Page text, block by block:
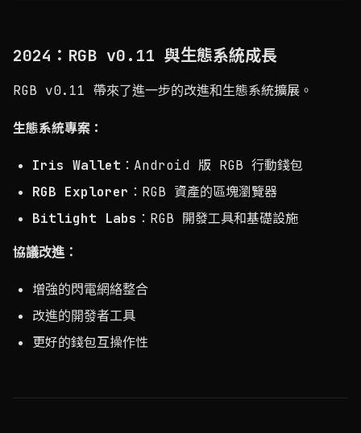
2024：RGB v0.11 與生態系統成長
RGB v0.11 帶來了進一步的改進和生態系統擴展。
生態系統專案：
Iris Wallet ：Android 版 RGB 行動錢包
RGB Explorer ：RGB 資產的區塊瀏覽器
Bitlight Labs ：RGB 開發工具和基礎設施
協議改進：
增強的閃電網絡整合
改進的開發者工具
更好的錢包互操作性